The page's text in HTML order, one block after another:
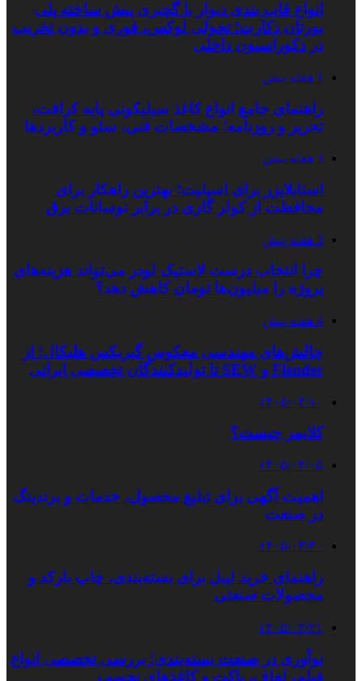
انواع قاب بندی دیوار با گچبری پیش ساخته پلی
یورتان دکارت؛ تحولی لوکس، فوری و بدون تخریب
در دکوراسیون داخلی
1 هفته پیش
راهنمای جامع انواع کاغذ سیلیکونی پایه کرافت،
تحریر و روزنامه؛ مشخصات فنی، سئو و کاربردها
3 هفته پیش
استابلایزر برای اسپلیت؛ بهترین راهکار برای
محافظت از کولر گازی در برابر نوسانات برق
3 هفته پیش
چرا انتخاب درست لاستیک لودر می‌تواند هزینه‌های
پروژه را میلیون‌ها تومان کاهش دهد؟
4 هفته پیش
چالش‌های مهندسی معکوس گیربکس هلیکال؛ از
Flender و SEW تا تولیدکنندگان تخصصی ایرانی
۱۴۰۵/۰۴/۱۰
کلایمر چیست؟
۱۴۰۵/۰۴/۰۵
اهمیت آگهی برای تبلیغ محصول، خدمات و برندینگ
در صنعت
۱۴۰۵/۰۳/۳۰
راهنمای خرید لیبل برای بسته‌بندی، چاپ بارکد و
محصولات صنعتی
۱۴۰۵/۰۳/۲۱
نوآوری در صنعت بسته‌بندی؛ بررسی تخصصی انواع
فیلم، لفاف، پاکت و کاغذهای نچسب